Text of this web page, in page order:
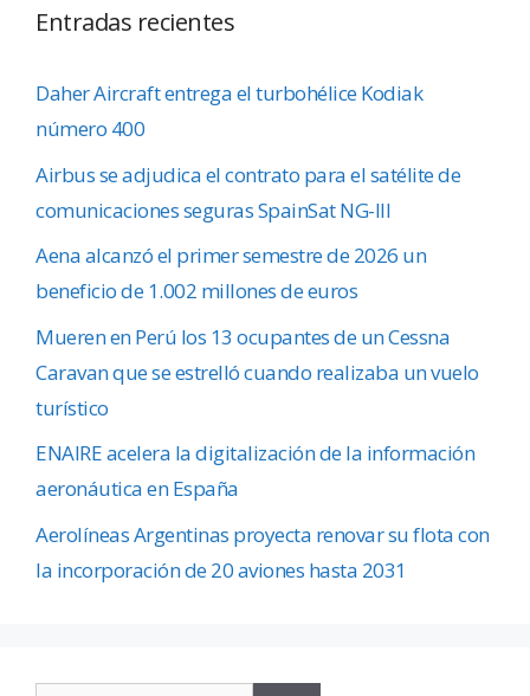
Entradas recientes
Daher Aircraft entrega el turbohélice Kodiak
número 400
Airbus se adjudica el contrato para el satélite de
comunicaciones seguras SpainSat NG-III
Aena alcanzó el primer semestre de 2026 un
beneficio de 1.002 millones de euros
Mueren en Perú los 13 ocupantes de un Cessna
Caravan que se estrelló cuando realizaba un vuelo
turístico
ENAIRE acelera la digitalización de la información
aeronáutica en España
Aerolíneas Argentinas proyecta renovar su flota con
la incorporación de 20 aviones hasta 2031